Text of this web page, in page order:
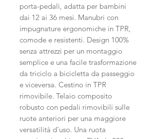
porta-pedali, adatta per bambini
dai 12 ai 36 mesi. Manubri con
impugnature ergonomiche in TPR,
comode e resistenti. Design 100%
senza attrezzi per un montaggio
semplice e una facile trasformazione
da triciclo a bicicletta da passeggio
e viceversa. Cestino in TPR
rimovibile. Telaio composito
robusto con pedali rimovibili sulle
ruote anteriori per una maggiore
versatilità d'uso. Una ruota